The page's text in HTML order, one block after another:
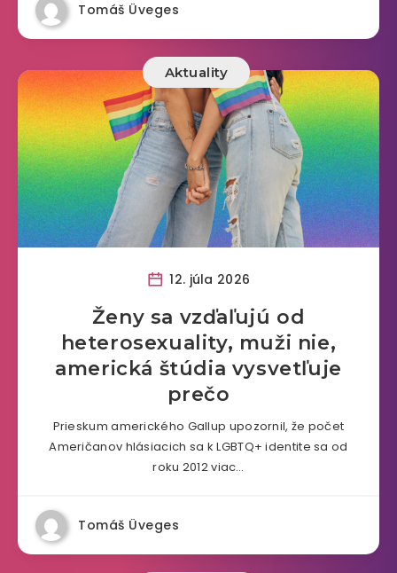
Tomáš Üveges
Aktuality
12. júla 2026
Ženy sa vzďaľujú od
heterosexuality, muži nie,
americká štúdia vysvetľuje
prečo
Prieskum amerického Gallup upozornil, že počet
Američanov hlásiacich sa k LGBTQ+ identite sa od
roku 2012 viac…
Tomáš Üveges